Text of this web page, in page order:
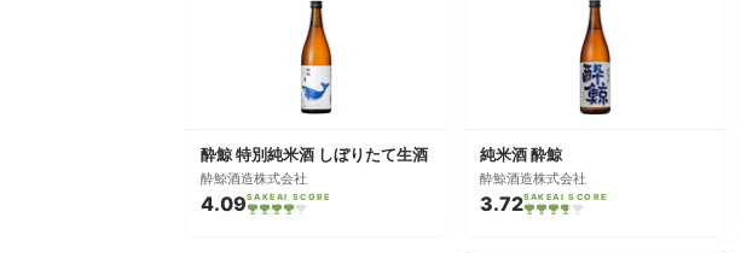
酔鯨 特別純米酒 しぼりたて生酒
酔鯨酒造株式会社
4.09SAKEAI SCORE
純米酒 酔鯨
酔鯨酒造株式会社
3.72SAKEAI SCORE